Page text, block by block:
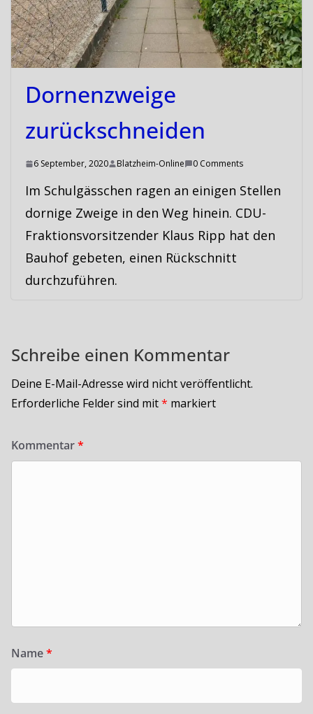
Dornenzweige
zurückschneiden
6 September, 2020 Blatzheim-Online 0 Comments
Im Schulgässchen ragen an einigen Stellen
dornige Zweige in den Weg hinein. CDU-
Fraktionsvorsitzender Klaus Ripp hat den
Bauhof gebeten, einen Rückschnitt
durchzuführen.
Schreibe einen Kommentar
Deine E-Mail-Adresse wird nicht veröffentlicht.
Erforderliche Felder sind mit* markiert
Kommentar*
Name*